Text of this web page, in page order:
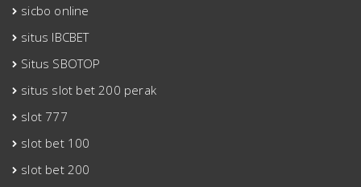
sicbo online
situs IBCBET
Situs SBOTOP
situs slot bet 200 perak
slot 777
slot bet 100
slot bet 200